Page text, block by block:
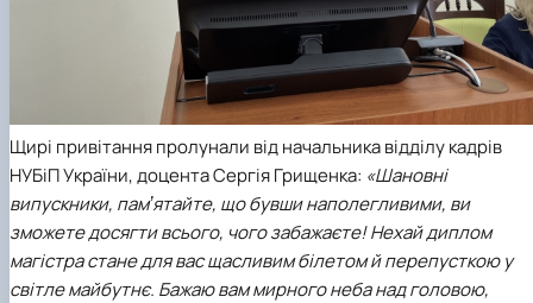
Щирі привітання пролунали від начальника відділу кадрів
НУБіП України,доцента Сергія Грищенка: «Шановні
випускники, памʼятайте, що бувши наполегливими, ви
зможете досягти всього, чого забажаєте! Нехай диплом
магістра стане для вас щасливим білетом й перепусткою у
світле майбутнє. Бажаю вам мирного неба над головою,